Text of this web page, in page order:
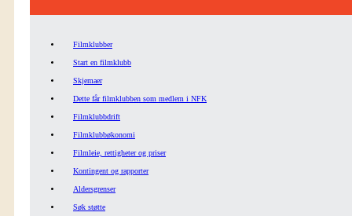
Filmklubber
Start en filmklubb
Skjemaer
Dette får filmklubben som medlem i NFK
Filmklubbdrift
Filmklubbøkonomi
Filmleie, rettigheter og priser
Kontingent og rapporter
Aldersgrenser
Søk støtte